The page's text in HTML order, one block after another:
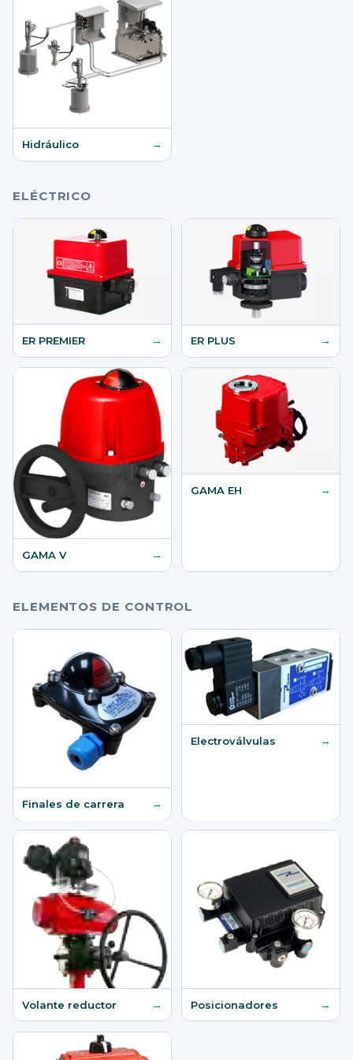
Hidráulico →
ELÉCTRICO
ER PREMIER → ER PLUS →
GAMA V →
GAMA EH →
ELEMENTOS DE CONTROL
Finales de carrera →
Electroválvulas →
Volante reductor → Posicionadores →